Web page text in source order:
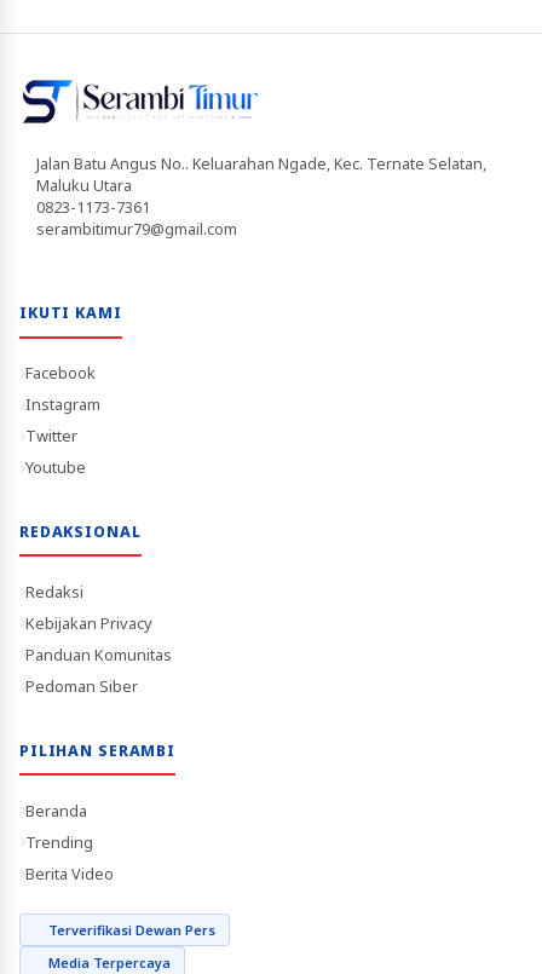
Jalan Batu Angus No.. Keluarahan Ngade, Kec. Ternate Selatan,
Maluku Utara
0823-1173-7361
serambitimur79@gmail.com
IKUTI KAMI
Facebook
Instagram
Twitter
Youtube
REDAKSIONAL
Redaksi
Kebijakan Privacy
Panduan Komunitas
Pedoman Siber
PILIHAN SERAMBI
Beranda
Trending
Berita Video
Terverifikasi Dewan Pers
Media Terpercaya